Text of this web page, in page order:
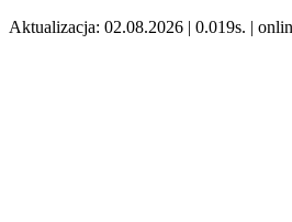
Aktualizacja: 02.08.2026 | 0.019s. |